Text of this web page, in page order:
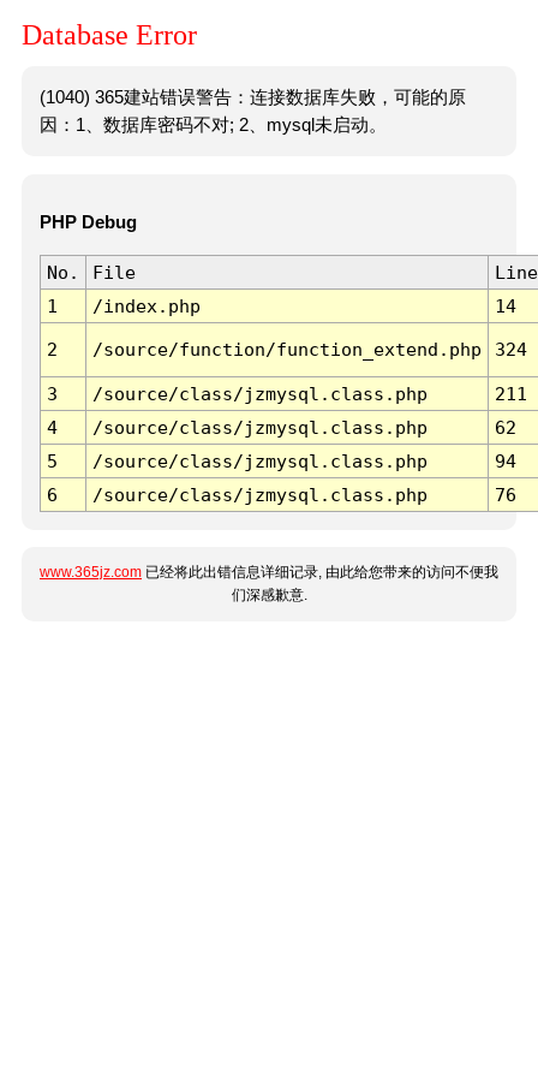
Database Error
(1040) 365建站错误警告：连接数据库失败，可能的原
因：1、数据库密码不对; 2、mysql未启动。
PHP Debug
No. File
Line
1
/index.php 14
2 /source/function/function_extend.php 324
3 /source/class/jzmysql.class.php
211
4
/source/class/jzmysql.class.php
62
5
/source/class/jzmysql.class.php
94
6
/source/class/jzmysql.class.php 76
www.365jz.com 已经将此出错信息详细记录, 由此给您带来的访问不便我
们深感歉意.